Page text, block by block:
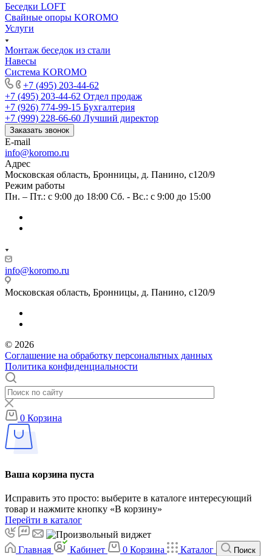
Беседки LOFT
Свайные опоры KOROMO
Услуги
Монтаж беседок из стали
Навесы
Система KOROMO
+7 (495) 203-44-62
+7 (495) 203-44-62 Отдел продаж
+7 (926) 774-99-15 Бухгалтерия
+7 (999) 228-66-60 Лучший директор
Заказать звонок
E-mail
info@koromo.ru
Адрес
Московская область, Бронницы, д. Панино, с120/9
Режим работы
Пн. – Пт.: с 9:00 до 18:00 Сб. - Вс.: с 9:00 до 15:00
info@koromo.ru
Московская область, Бронницы, д. Панино, с120/9
© 2026
Соглашение на обработку персональтных данных
Политика конфиденциальности
0 Корзина
Ваша корзина пуста
Исправить это просто: выберите в каталоге интересующий
товар и нажмите кнопку «В корзину»
Перейти в каталог
Главная Кабинет 0 Корзина Каталог Поиск